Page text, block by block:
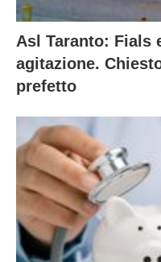
Asl Taranto: Fials
agitazione.
prefetto